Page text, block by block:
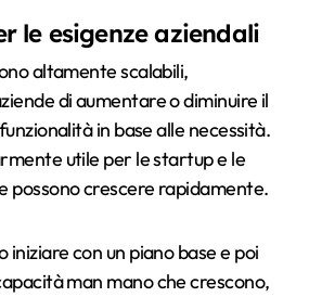
le esigenze aziendali
altamente scalabili,
di aumentare o diminuire il
in base alle necessità.
utile per le startup e le
possono crescere rapidamente.
iniziare con un piano base e poi
man mano che crescono,